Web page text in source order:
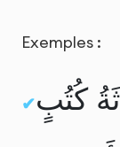
Exemples :
كُتُبٍ